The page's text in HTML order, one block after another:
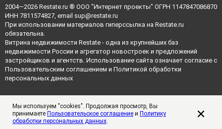
2004—2026 Restate.ru ® ООО "Интернет проекты" ОГРН 1147847086870
ИНН 7811574827, email sup@restate.ru
При использовании материалов гиперссылка на Restate.ru
обязательна.
Витрина недвижимости Restate - одна из крупнейших баз
недвижимости России и агрегатор новостроек и предложений
застройщиков и агентств. Использование сайта означает согласие с
Пользовательским соглашением и Политикой обработки
персональных данных
Мы используем "cookies". Продолжая просмотр, Вы
принимаете Пользовательское соглашение и Политику
обработки персональных данных.